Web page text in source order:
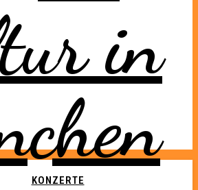
KONZERTE